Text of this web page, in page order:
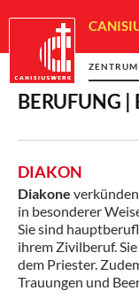
BERUFUNG |
DIAKON
Diakone
in besonderer
Sie sind
ihrem Zivilberuf.
dem Priester.
Trauungen und